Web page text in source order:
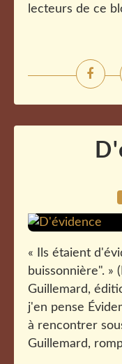
lecteurs de ce
« Ils étaient
buissonnière". »
Guillemard,
j'en pense
à rencontrer
Guillemard,